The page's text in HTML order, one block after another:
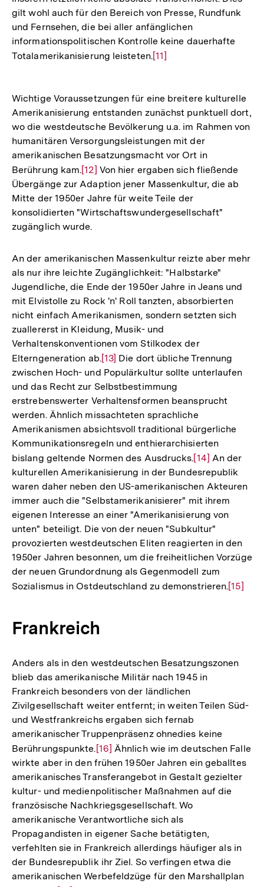
Fußnote
gilt wohl auch für den Bereich von Presse, Rundfunk
und Fernsehen, die bei aller anfänglichen
informationspolitischen Kontrolle keine dauerhafte
Totalamerikanisierung leisteten.Zur
Fußnote
[11]
Wichtige Voraussetzungen für eine breitere kulturelle
Amerikanisierung entstanden zunächst punktuell dort,
wo die westdeutsche Bevölkerung u.a. im Rahmen von
humanitären Versorgungsleistungen mit der
amerikanischen Besatzungsmacht vor Ort in
Berührung kam.Zur
Auflösung
der
Fußnote
[12] Von hier ergaben sich fließende
Übergänge zur Adaption jener Massenkultur, die ab
Mitte der 1950er Jahre für weite Teile der
konsolidierten "Wirtschaftswundergesellschaft"
zugänglich wurde.
An der amerikanischen Massenkultur reizte aber mehr
als nur ihre leichte Zugänglichkeit: "Halbstarke"
Jugendliche, die Ende der 1950er Jahre in Jeans und
mit Elvistolle zu Rock 'n' Roll tanzten, absorbierten
nicht einfach Amerikanismen, sondern setzten sich
zuallererst in Kleidung, Musik- und
Verhaltenskonventionen vom Stilkodex der
Elterngeneration ab.Zur
Auflösung
der
Fußnote
[13] Die dort übliche Trennung
zwischen Hoch- und Populärkultur sollte unterlaufen
und das Recht zur Selbstbestimmung
erstrebenswerter Verhaltensformen beansprucht
werden. Ähnlich missachteten sprachliche
Amerikanismen absichtsvoll traditional bürgerliche
Kommunikationsregeln und enthierarchisierten
bislang geltende Normen des Ausdrucks.Zur
Auflösung
der
Fußnote
[14] An der
kulturellen Amerikanisierung in der Bundesrepublik
waren daher neben den US-amerikanischen Akteuren
immer auch die "Selbstamerikanisierer" mit ihrem
eigenen Interesse an einer "Amerikanisierung von
unten" beteiligt. Die von der neuen "Subkultur"
provozierten westdeutschen Eliten reagierten in den
1950er Jahren besonnen, um die freiheitlichen Vorzüge
der neuen Grundordnung als Gegenmodell zum
Sozialismus in Ostdeutschland zu demonstrieren.Zur
[15]
Frankreich
Anders als in den westdeutschen Besatzungszonen
blieb das amerikanische Militär nach 1945 in
Frankreich besonders von der ländlichen
Zivilgesellschaft weiter entfernt; in weiten Teilen Süd-
und Westfrankreichs ergaben sich fernab
amerikanischer Truppenpräsenz ohnedies keine
Berührungspunkte. Zur
Auflösung
der
Fußnote
[16] Ähnlich wie im deutschen Falle
wirkte aber in den frühen 1950er Jahren ein geballtes
amerikanisches Transferangebot in Gestalt gezielter
kultur- und medienpolitischer Maßnahmen auf die
französische Nachkriegsgesellschaft. Wo
amerikanische Verantwortliche sich als
Propagandisten in eigener Sache betätigten,
verfehlten sie in Frankreich allerdings häufiger als in
der Bundesrepublik ihr Ziel. So verfingen etwa die
amerikanischen Werbefeldzüge für den Marshallplan